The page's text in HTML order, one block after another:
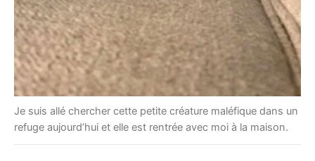
Je suis allé chercher cette petite créature maléfique dans un
refuge aujourd’hui et elle est rentrée avec moi à la maison.